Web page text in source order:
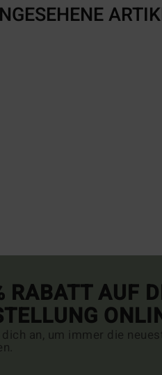
RABATT AUF
an, um immer die